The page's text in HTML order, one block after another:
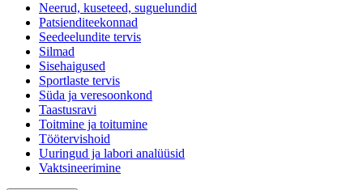
Neerud, kuseteed, suguelundid
Patsienditeekonnad
Seedeelundite tervis
Silmad
Sisehaigused
Sportlaste tervis
Süda ja veresoonkond
Taastusravi
Toitmine ja toitumine
Töötervishoid
Uuringud ja labori analüüsid
Vaktsineerimine